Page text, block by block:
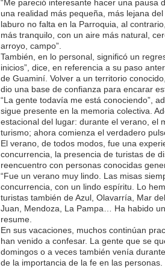
“Me pareció interesante hacer una pausa
una realidad más pequeña, más lejana
laburo no falta en la Parroquia, al
más tranquilo, con un aire más natural,
arroyo, campo”.
También, en lo personal, significó un
inicios”, dice, en referencia a su paso
de Guaminí. Volver a un territorio
dio una base de confianza para encarar
“La gente todavía me está conociendo”,
sigue presente en la memoria colectiva.
estacional del lugar: durante el verano, el
turismo; ahora comienza el verdadero
El verano, de todos modos, fue una
concurrencia, la presencia de turistas de
reencuentro con personas conocidas
“Fue un verano muy lindo. Las misas
concurrencia, con un lindo espíritu. Lo
turistas también de Azul, Olavarría, Mar
Juan, Mendoza, La Pampa… Ha habido
resume.
En sus vacaciones, muchos continúan
han venido a confesar. La gente que se
domingos o a veces también venía
de la importancia de la fe en las